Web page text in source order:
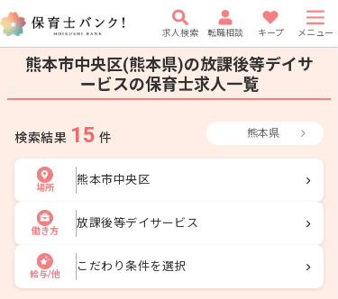
求人検索 転職相談 キープ メニュー
熊本市中央区(熊本県)の放課後等デイサ
ービスの保育士求人一覧
検索結果 15 件 熊本県
場所
熊本市中央区
働き方
放課後等デイサービス
給与/他
こだわり条件を選択